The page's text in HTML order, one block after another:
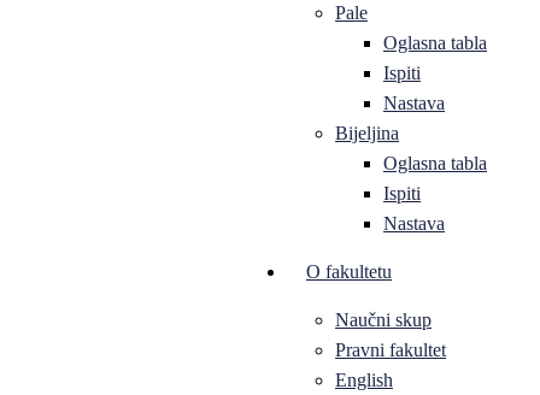
Pale
Oglasna tabla
Ispiti
Nastava
Bijeljina
Oglasna tabla
Ispiti
Nastava
O fakultetu
Naučni skup
Pravni fakultet
English